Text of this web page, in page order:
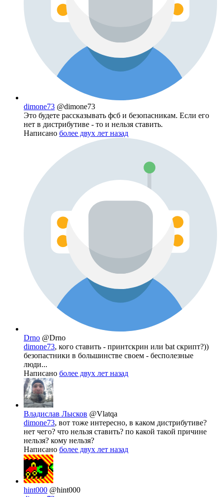
dimone73 @dimone73
Это будете рассказывать фсб и безопасникам. Если его
нет в дистрибутиве - то и нельзя ставить.
Написано более двух лет назад
Drno @Drno
dimone73, кого ставить - принтскрин или bat скрипт?))
безопастники в большинстве своем - бесполезные
люди...
Написано более двух лет назад
Владислав Лысков @Vlatqa
dimone73, вот тоже интересно, в каком дистрибутиве?
нет чего? что нельзя ставить? по какой такой причине
нельзя? кому нельзя?
Написано более двух лет назад
hint000 @hint000